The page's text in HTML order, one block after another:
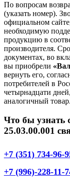
По вопросам
(указать номер).
официальном
необходимую
продукцию в
производителя.
документах, во
вы приобрели
вернуть его,
потребителей в
четырнадцати
аналогичный товар.
Что бы узнать
25.03.00.001
+7 (351) 734-96-
+7 (996)-228-11-